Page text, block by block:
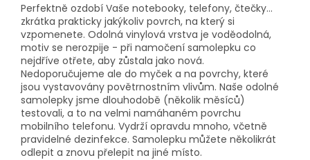
Perfektně ozdobí Vaše notebooky, telefony, čtečky...
zkrátka prakticky jakýkoliv povrch, na který si
vzpomenete. Odolná vinylová vrstva je voděodolná,
motiv se nerozpije - při namočení samolepku co
nejdříve otřete, aby zůstala jako nová.
Nedoporučujeme ale do myček a na povrchy, které
jsou vystavovány povětrnostním vlivům. Naše odolné
samolepky jsme dlouhodobě (několik měsíců)
testovali, a to na velmi namáhaném povrchu
mobilního telefonu. Vydrží opravdu mnoho, včetně
pravidelné dezinfekce. Samolepku můžete několikrát
odlepit a znovu přelepit na jiné místo.